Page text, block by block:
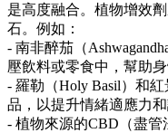
是高度融合。植物增效
石。例如：
- 南非醉茄（
壓飲料或零食中，幫助身
- 羅勒（Holy Basil）和
品，以提升情緒適應力和
- 植物來源的CBD（盡